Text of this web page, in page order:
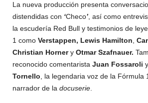
La nueva producción presenta
distendidas con ‘Checo’, así como
la escudería Red Bull y testimonios de
1 como Verstappen, Lewis Hamilton,
Christian Hornery Otmar Szafnauer.
reconocido comentarista Juan Fossaroli y
Tornello, la legendaria voz de la Fórmula
narrador de la docuserie.